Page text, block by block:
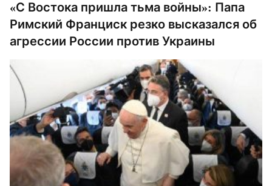
«С Востока пришла тьма войны»: Папа
Римский Франциск резко высказался об
агрессии России против Украины